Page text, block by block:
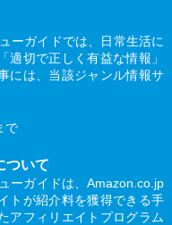
ーガイドでは、日常生活に
適切で正しく有益な情報」
には、当該ジャンル情報サ
で
ついて
ーガイドは、Amazon.co.jp
トが紹介料を獲得できる手
アフィリエイトプログラム